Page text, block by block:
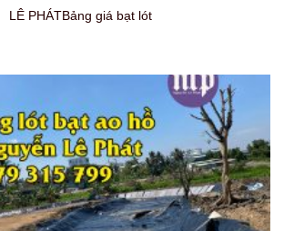
LÊ PHÁTBảng giá bạt lót